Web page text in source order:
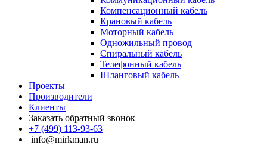
Компенсационный кабель
Крановый кабель
Моторный кабель
Одножильный провод
Спиральный кабель
Телефонный кабель
Шланговый кабель
Проекты
Производители
Клиенты
Заказать обратный звонок
+7 (499) 113-93-63
info@mirkman.ru